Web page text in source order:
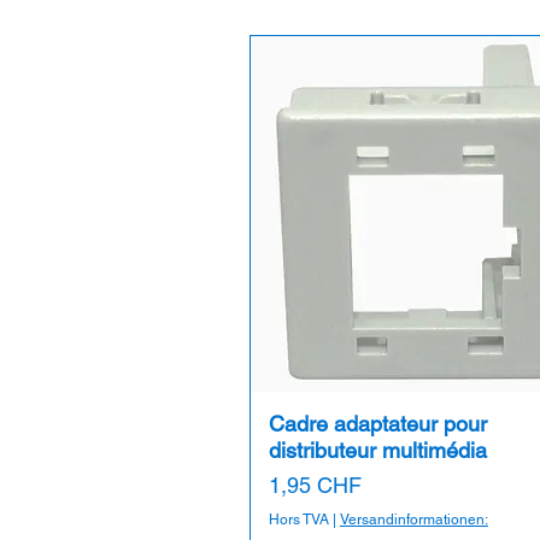
Cadre adaptateur pour
distributeur multimédia
Prix
1,95 CHF
Hors TVA | Versandinformationen: